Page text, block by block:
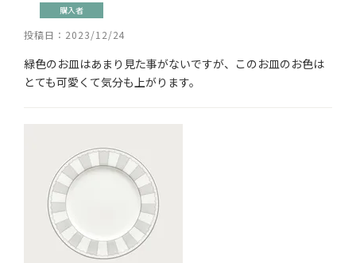
購入者
投稿日 2023/12/24
緑色のお皿はあまり見た事がないですが、このお皿のお色は
とても可愛くて気分も上がります。